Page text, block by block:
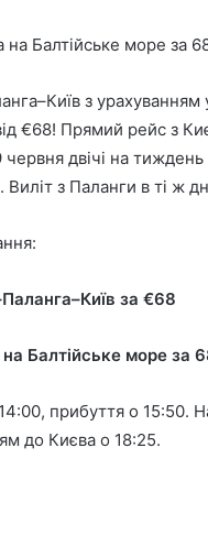
з урахуванням
€68! Прямий рейс з
червня двічі на
Виліт з Паланги в ті ж
за €68
прибуття о 15:50.
до Києва о 18:25.